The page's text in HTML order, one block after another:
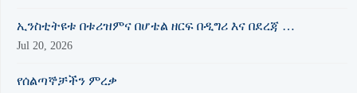
ኢንስቲትዩቱ በቱሪዝምና በሆቴል ዘርፍ በዲግሪ እና በደረጃ …
Jul 20, 2026
የሰልጣኞቻችን ምረቃ